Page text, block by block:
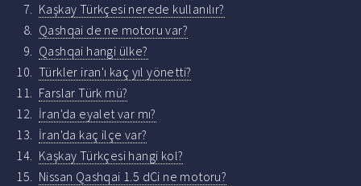
Kaşkay Türkçesi nerede kullanılır?
Qashqai de ne motoru var?
Qashqai hangi ülke?
Türkler iran'ı kaç yıl yönetti?
Farslar Türk mü?
İran'da eyalet var mı?
İran'da kaç ilçe var?
Kaşkay Türkçesi hangi kol?
Nissan Qashqai 1.5 dCi ne motoru?